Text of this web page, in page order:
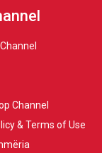
Channel
& Terms of Use